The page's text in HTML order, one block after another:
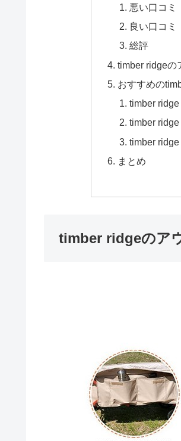
悪い口コミ
良い口コミ
総評
timber ridgeの
おすすめの
timber ridge
timber ridge
timber ridge
まとめ
timber ridgeのア